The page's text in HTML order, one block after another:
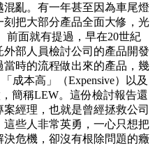
亂。有一年甚至因為車尾燈
把大部分產品全面大修，光
前面就有提過，早在20世紀
部人員檢討公司的產品開發
時的流程做出來的產品，幾
成本高」（Expensive）以及
簡稱LEW。這份檢討報告還
經理，也就是曾經拯救公司
些人非常英勇，一心只想把
危機，卻沒有根除問題的癥